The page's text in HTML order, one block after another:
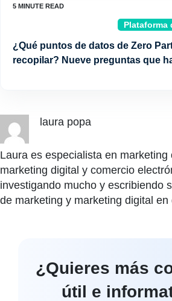
Plataforma
¿Qué puntos de datos de Zero
recopilar? Nueve preguntas que
laura popa
Laura es especialista en marketing
marketing digital y comercio
investigando mucho y escribiendo
de marketing y marketing digital en
¿Quieres más
útil e